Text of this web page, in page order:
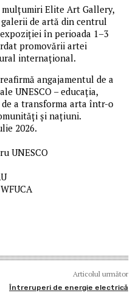
Elite Art Gallery,
de artă din centrul
în perioada 1–3
promovării artei
internațional.
angajamentul de a
UNESCO – educația,
a transforma arta într-o
și națiuni.
2026.
UNESCO
Articolul următor
Întreruperi de energie electrică